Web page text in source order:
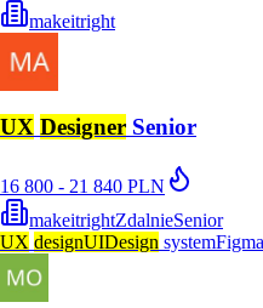
makeitright
UX Designer Senior
16 800 - 21 840 PLN
makeitrightZdalnieSenior
UX designUIDesign systemFigma